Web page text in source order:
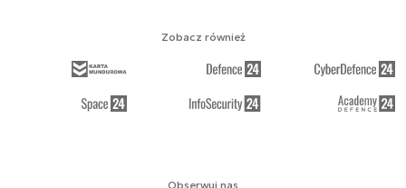
Obserwuj nas
Zobacz również